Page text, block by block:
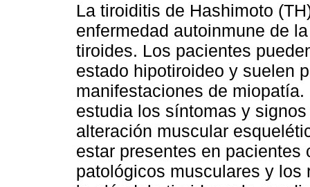
La tiroiditis de Hashimoto
enfermedad autoinmune de
tiroides. Los pacientes
estado hipotiroideo y suelen
manifestaciones de miopatía.
estudia los síntomas y
alteración muscular
estar presentes en
patológicos musculares y